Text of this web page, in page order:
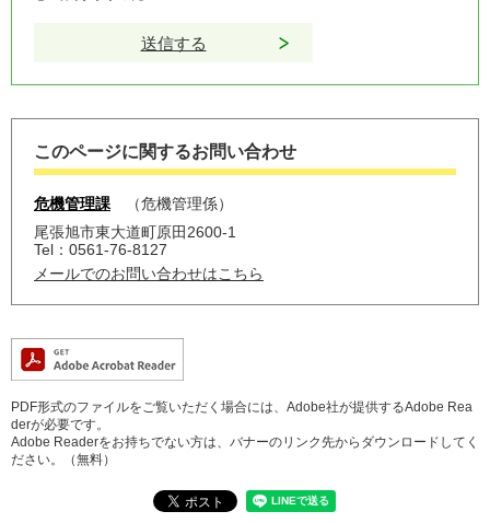
このページに関するお問い合わせ
危機管理課
危機管理係
尾張旭市東大道町原田2600-1
Tel：0561-76-8127
メールでのお問い合わせはこちら
PDF形式のファイルをご覧いただく場合には、Adobe社が提供するAdobe Rea
derが必要です。
Adobe Readerをお持ちでない方は、バナーのリンク先からダウンロードしてく
ださい。（無料）